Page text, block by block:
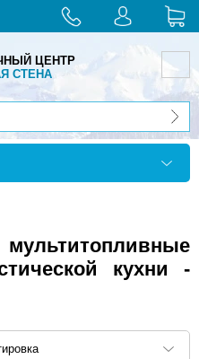
ЦЕНТР
СТЕНА
кухни -